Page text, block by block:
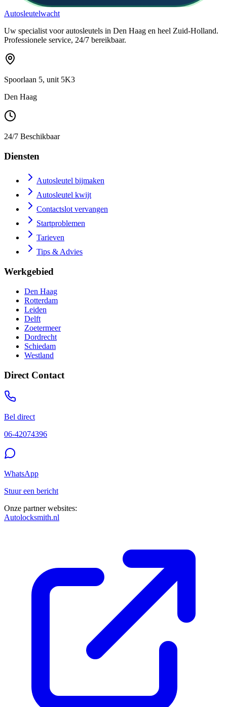
Autosleutelwacht
Uw specialist voor autosleutels in Den Haag en heel Zuid-Holland.
Professionele service, 24/7 bereikbaar.
Spoorlaan 5, unit 5K3
Den Haag
24/7 Beschikbaar
Diensten
Autosleutel bijmaken
Autosleutel kwijt
Contactslot vervangen
Startproblemen
Tarieven
Tips & Advies
Werkgebied
Den Haag
Rotterdam
Leiden
Delft
Zoetermeer
Dordrecht
Schiedam
Westland
Direct Contact
Bel direct
06-42074396
WhatsApp
Stuur een bericht
Onze partner websites:
Autolocksmith.nl